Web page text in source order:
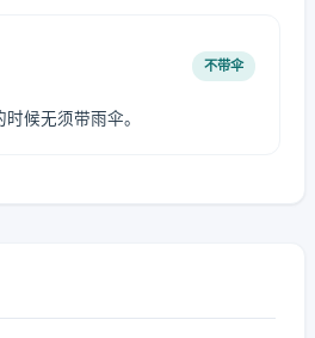
不带伞
候无须带雨伞。